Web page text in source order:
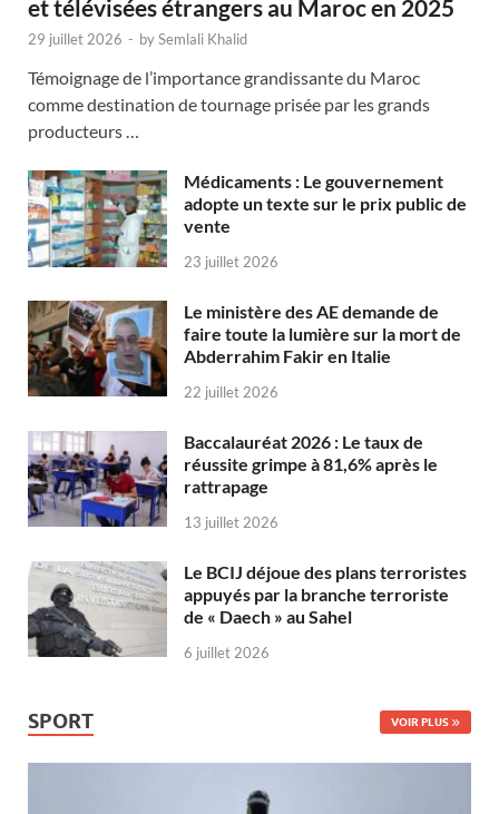
et télévisées étrangers au Maroc en 2025
29 juillet 2026 - bySemlali Khalid
Témoignage de l’importance grandissante du Maroc
comme destination de tournage prisée par les grands
producteurs …
Médicaments : Le gouvernement
adopte un texte sur le prix public de
vente
23 juillet 2026
Le ministère des AE demande de
faire toute la lumière sur la mort de
Abderrahim Fakir en Italie
22 juillet 2026
Baccalauréat 2026 : Le taux de
réussite grimpe à 81,6% après le
rattrapage
13 juillet 2026
Le BCIJ déjoue des plans terroristes
appuyés par la branche terroriste
de « Daech » au Sahel
6 juillet 2026
SPORT VOIR PLUS